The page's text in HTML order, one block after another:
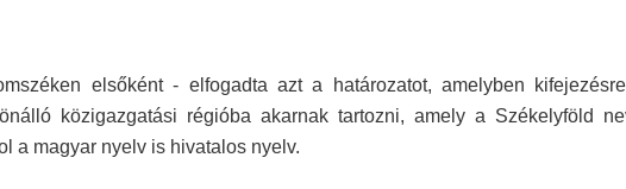
elsőként - elfogadta azt a határozatot, amelyben
közigazgatási régióba akarnak tartozni, amely a Székelyföld
a magyar nyelv is hivatalos nyelv.